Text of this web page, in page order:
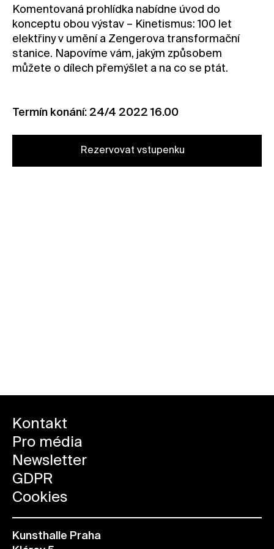
Kontakt
Novinky
Pro média
Komentovaná prohlídka nabídne úvod do
konceptu obou výstav – Kinetismus: 100 let
elektřiny v umění a Zengerova transformační
stanice. Napovíme vám, jakým způsobem
můžete o dílech přemýšlet a na co se ptát.
Termín konání: 24/4 2022 16.00
Rezervovat vstupenku
Kontakt
Pro média
Newsletter
GDPR
Cookies
Kunsthalle Praha